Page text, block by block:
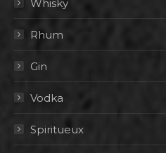
Whisky
Rhum
Gin
Vodka
Spiritueux